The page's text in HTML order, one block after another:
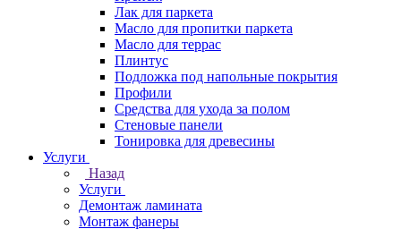
Лак для паркета
Масло для пропитки паркета
Масло для террас
Плинтус
Подложка под напольные покрытия
Профили
Средства для ухода за полом
Стеновые панели
Тонировка для древесины
Услуги
Назад
Услуги
Демонтаж ламината
Монтаж фанеры